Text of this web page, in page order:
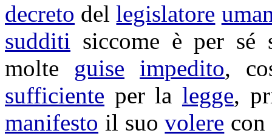
decreto dellegislatore
sudditi siccome è per sé
molte guise impedito,
sufficiente per la legge,
manifesto il suovolere